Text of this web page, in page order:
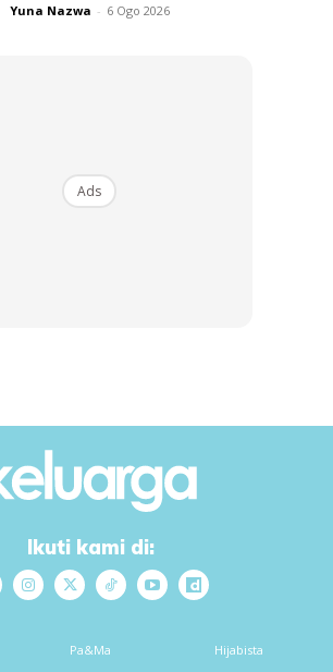
semua ada.
berminat dengan
Yuna Nazwa - 6 Ogo 2026
Ads
Ikuti kami di:
Pa&Ma Hijabista